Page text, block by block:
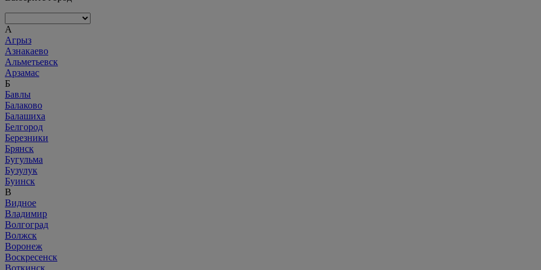
А
Агрыз
Азнакаево
Альметьевск
Арзамас
Б
Бавлы
Балаково
Балашиха
Белгород
Березники
Брянск
Бугульма
Бузулук
Буинск
В
Видное
Владимир
Волгоград
Волжск
Воронеж
Воскресенск
Воткинск